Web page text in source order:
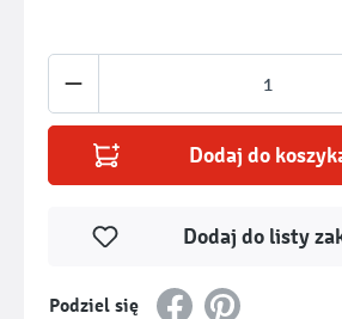
Ilość produktu:
Dodaj do
Podziel się
Dodaj do listy